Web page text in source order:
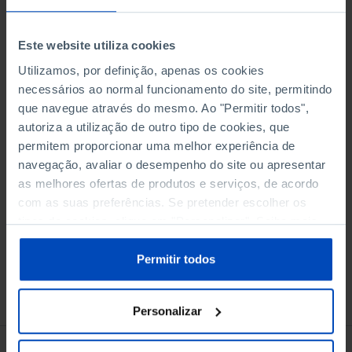
Este website utiliza cookies
Utilizamos, por definição, apenas os cookies
necessários ao normal funcionamento do site, permitindo
que navegue através do mesmo. Ao "Permitir todos",
autoriza a utilização de outro tipo de cookies, que
permitem proporcionar uma melhor experiência de
navegação, avaliar o desempenho do site ou apresentar
as melhores ofertas de produtos e serviços, de acordo
com as suas preferências. Se pretender escolher os
tipos de cookies, clique em "Personalizar". Saiba mais
sobre cookies através da gestão de preferências ou da
Política de Cookies.
Permitir todos
Personalizar
Adicionar ao cesto
eBook
Audiolivro
Conheça também